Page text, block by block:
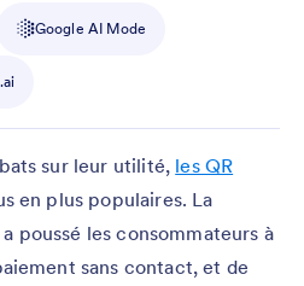
Google AI Mode
sur leur utilité, les QR
en plus populaires. La
poussé les consommateurs à
sans contact, et de